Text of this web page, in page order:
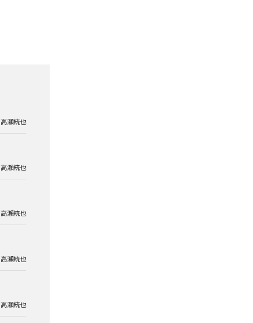
高瀬統也
高瀬統也
高瀬統也
高瀬統也
高瀬統也